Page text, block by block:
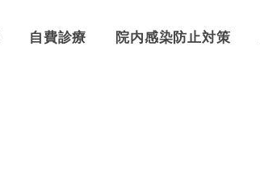
自費診療 院内感染防止対策